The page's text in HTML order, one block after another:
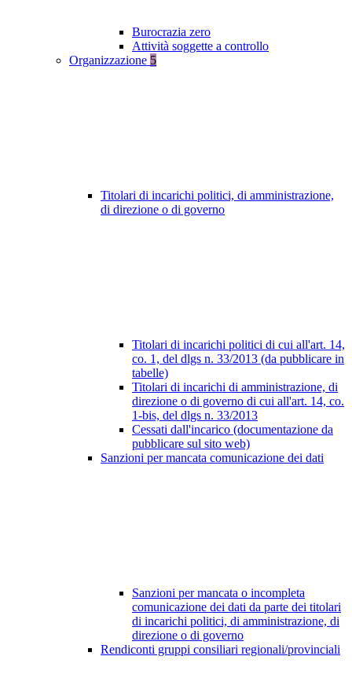
Burocrazia zero
Attività soggette a controllo
Organizzazione 5
Titolari di incarichi politici, di amministrazione,
di direzione o di governo
Titolari di incarichi politici di cui all'art. 14,
co. 1, del dlgs n. 33/2013 (da pubblicare in
tabelle)
Titolari di incarichi di amministrazione, di
direzione o di governo di cui all'art. 14, co.
1-bis, del dlgs n. 33/2013
Cessati dall'incarico (documentazione da
pubblicare sul sito web)
Sanzioni per mancata comunicazione dei dati
Sanzioni per mancata o incompleta
comunicazione dei dati da parte dei titolari
di incarichi politici, di amministrazione, di
direzione o di governo
Rendiconti gruppi consiliari regionali/provinciali